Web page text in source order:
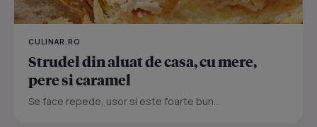
CULINAR.RO
Strudel din aluat de casa, cu mere,
pere si caramel
Se face repede, usor si este foarte bun...